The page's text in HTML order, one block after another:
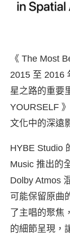
《 The Most
2015 至 2016
星之路的重要
YOURSELF
文化中的深遠
HYBE Studio
Music 推出的
Dolby Atmos
可能保留原曲
了主唱的聚焦，
的細節呈現，